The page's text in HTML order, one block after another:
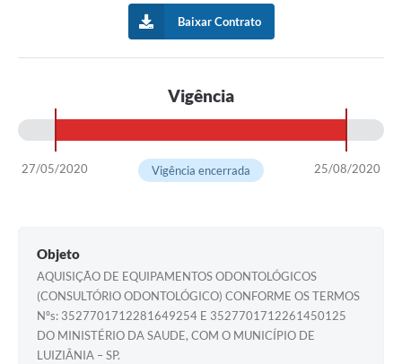
Baixar Contrato
Vigência
27/05/2020 25/08/2020
Vigência encerrada
Objeto
AQUISIÇÃO DE EQUIPAMENTOS ODONTOLÓGICOS
(CONSULTÓRIO ODONTOLÓGICO) CONFORME OS TERMOS
Nºs: 3527701712281649254 E 3527701712261450125
DO MINISTÉRIO DA SAUDE, COM O MUNICÍPIO DE
LUIZIÂNIA – SP.